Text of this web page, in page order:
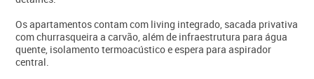
Os apartamentos contam com living integrado, sacada privativa
com churrasqueira a carvão, além de infraestrutura para água
quente, isolamento termoacústico e espera para aspirador
central.